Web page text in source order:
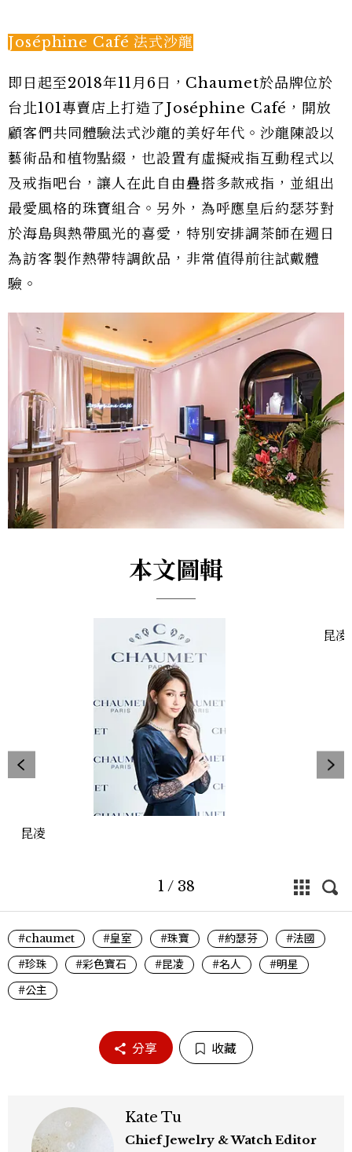
Joséphine Café 法式沙龍
即日起至2018年11月6日，Chaumet於品牌位於
台北101專賣店上打造了Joséphine Café，開放
顧客們共同體驗法式沙龍的美好年代。沙龍陳設以
藝術品和植物點綴，也設置有虛擬戒指互動程式以
及戒指吧台，讓人在此自由疊搭多款戒指，並組出
最愛風格的珠寶組合。另外，為呼應皇后約瑟芬對
於海島與熱帶風光的喜愛，特別安排調茶師在週日
為訪客製作熱帶特調飲品，非常值得前往試戴體
驗。
本文圖輯
昆凌
昆凌
1 / 38
#chaumet #皇室 #珠寶 #約瑟芬
#法國
#珍珠
#彩色寶石 #昆凌 #名人
#明星
#公主
分享 收藏
Kate Tu
Chief Jewelry & Watch Editor